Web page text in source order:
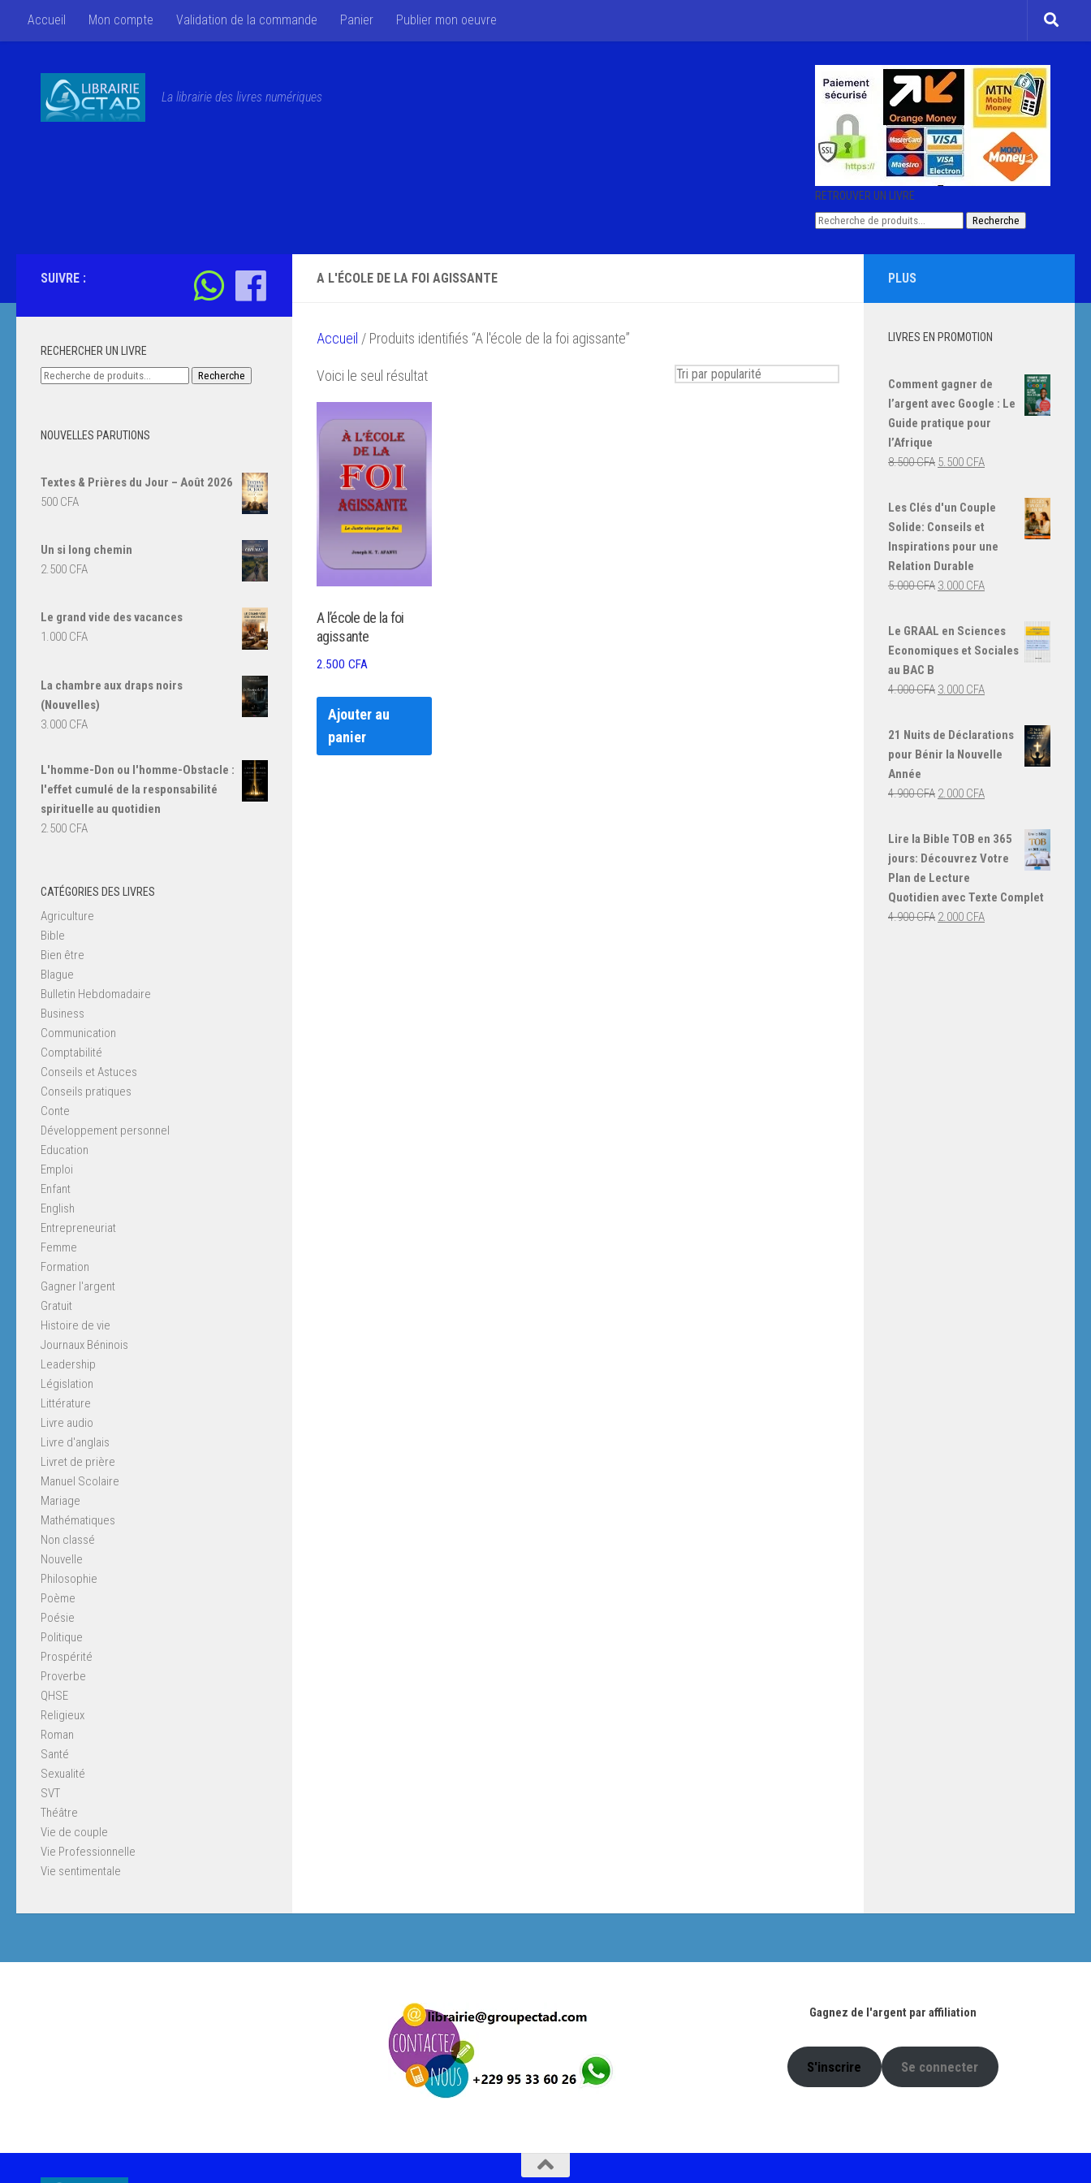
Skip to content
Accueil Mon compte Validation de la commande Panier Publier mon oeuvre
La librairie des livres numériques
RETROUVER UN LIVRE
Recherche
Recherche
A L'ÉCOLE DE LA FOI AGISSANTE
Accueil / Produits identifiés “A l'école de la foi agissante”
Voici le seul résultat
A l’école de la foi
agissante
2.500 CFA
Ajouter au
panier
SUIVRE :
RECHERCHER UN LIVRE
Recherche
Recherche
NOUVELLES PARUTIONS
Textes & Prières du Jour – Août 2026
500 CFA
Un si long chemin
2.500 CFA
Le grand vide des vacances
1.000 CFA
La chambre aux draps noirs
(Nouvelles)
3.000 CFA
L'homme-Don ou l'homme-Obstacle :
l'effet cumulé de la responsabilité
spirituelle au quotidien
2.500 CFA
CATÉGORIES DES LIVRES
Agriculture
Bible
Bien être
Blague
Bulletin Hebdomadaire
Business
Communication
Comptabilité
Conseils et Astuces
Conseils pratiques
Conte
Développement personnel
Education
Emploi
Enfant
English
Entrepreneuriat
Femme
Formation
Gagner l'argent
Gratuit
Histoire de vie
Journaux Béninois
Leadership
Législation
Littérature
Livre audio
Livre d'anglais
Livret de prière
Manuel Scolaire
Mariage
Mathématiques
Non classé
Nouvelle
Philosophie
Poème
Poésie
Politique
Prospérité
Proverbe
QHSE
Religieux
Roman
Santé
Sexualité
SVT
Théâtre
Vie de couple
Vie Professionnelle
Vie sentimentale
PLUS
LIVRES EN PROMOTION
Comment gagner de
l’argent avec Google : Le
Guide pratique pour
l’Afrique
8.500CFA Le
initial
était :
5.500 CFALe
actuel
5.500 CFA.
Les Clés d'un Couple
Solide: Conseils et
Inspirations pour une
Relation Durable
5.000CFA Le
initial
3.000 CFALe
est :
3.000 CFA.
Le GRAAL en Sciences
Economiques et Sociales
au BAC B
4.000CFA Le
initial
était :
3.000 CFALe
actuel
est :
3.000 CFA.
21 Nuits de Déclarations
pour Bénir la Nouvelle
Année
4.900CFA Le
initial
4.900 CFA.
2.000 CFALe
actuel
est :
2.000 CFA.
Lire la Bible TOB en 365
jours: Découvrez Votre
Plan de Lecture
Quotidien avec Texte Complet
4.900CFA Le
2.000 CFALe
Gagnez de l'argent par affiliation
S'inscrire Se connecter